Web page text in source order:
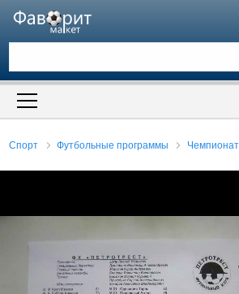
Искать также в описании
Спорт Футбольные программы